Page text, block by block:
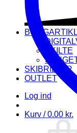
SKILTE
SKIBRILLER
OUTLET
Log ind
Kurv /0.00 kr.